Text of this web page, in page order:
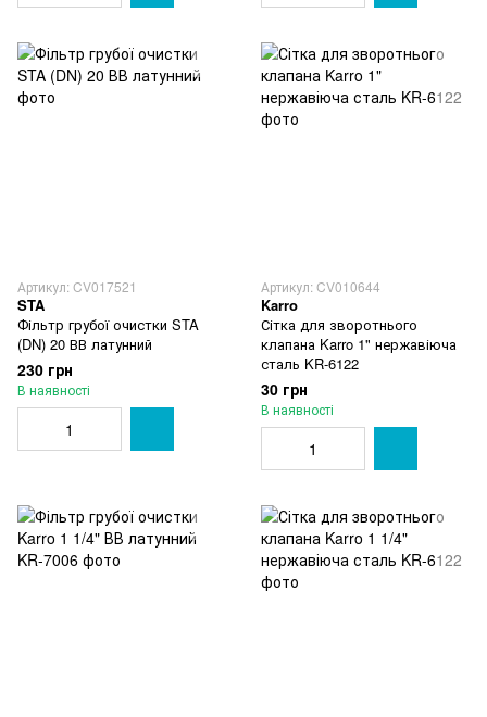
Артикул: CV017521
STA
Фільтр грубої очистки STA
(DN) 20 ВВ латунний
230 грн
В наявності
Артикул: CV010644
Karro
Сітка для зворотнього
клапана Karro 1" нержавіюча
сталь KR-6122
30 грн
В наявності